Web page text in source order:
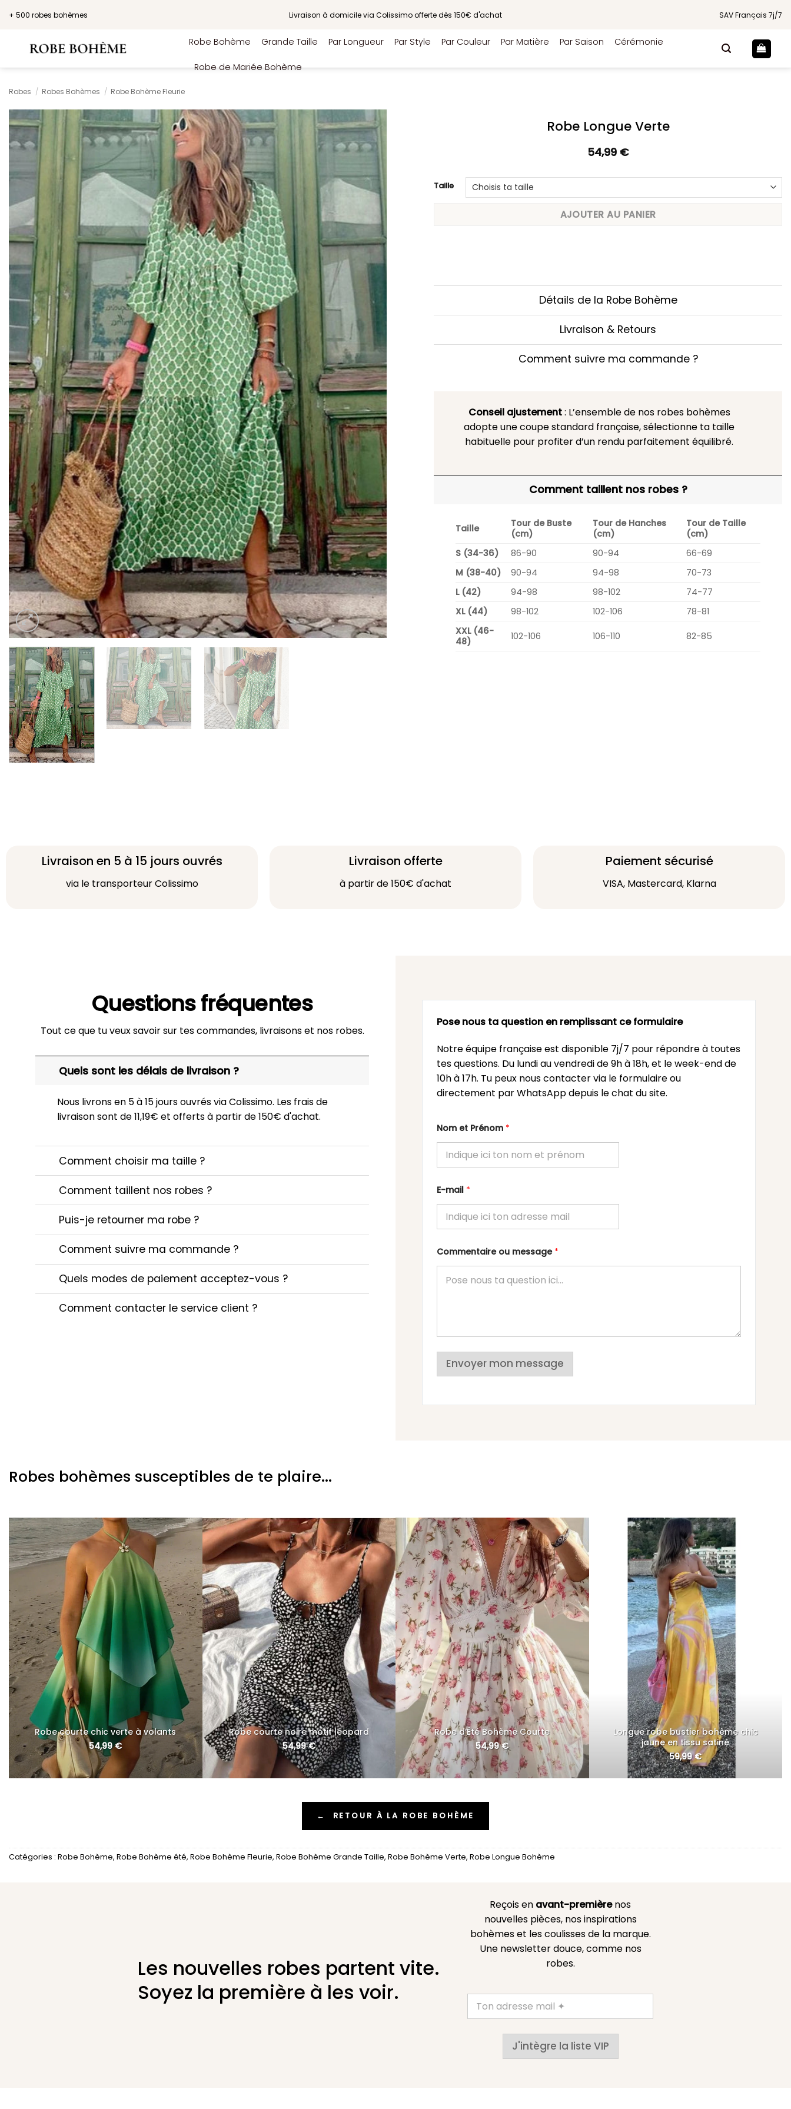
+ 500 robes bohèmes Livraison à domicile via Colissimo offerte dès 150€ d'achat SAV Français 7j/7
Robe Bohème Grande Taille Par Longueur Par Style Par Couleur Par Matière Par Saison Cérémonie
Robe de Mariée Bohème
Robes / Robes Bohèmes / Robe Bohème Fleurie
Robe Longue Verte
54,99 €
Taille
AJOUTER AU PANIER
Détails de la Robe Bohème
Livraison & Retours
Comment suivre ma commande ?
Conseil ajustement: L’ensemble de nos robes bohèmes
adopte une coupe standard française, sélectionne ta taille
habituelle pour profiter d’un rendu parfaitement équilibré.
Comment taillent nos robes ?
Taille
Tour de Buste
(cm)
Tour de Hanches
(cm)
Tour de Taille
(cm)
S (34-36)
86-90 90-94
66-69
M (38-40)
90-94 94-98
70-73
L (42)
94-98 98-102
74-77
XL (44)
98-102 102-106
78-81
XXL (46-
48)
102-106 106-110 82-85
Livraison en 5 à 15 jours ouvrés
via le transporteur Colissimo
Livraison offerte
à partir de 150€ d'achat
Paiement sécurisé
VISA, Mastercard, Klarna
Questions fréquentes
Tout ce que tu veux savoir sur tes commandes, livraisons et nos robes.
Quels sont les délais de livraison ?
Nous livrons en 5 à 15 jours ouvrés via Colissimo. Les frais de
livraison sont de 11,19€ et offerts à partir de 150€ d'achat.
Comment choisir ma taille ?
Comment taillent nos robes ?
Puis-je retourner ma robe ?
Comment suivre ma commande ?
Quels modes de paiement acceptez-vous ?
Comment contacter le service client ?
Pose nous ta question en remplissant ce formulaire
Notre équipe française est disponible 7j/7 pour répondre à toutes
tes questions. Du lundi au vendredi de 9h à 18h, et le week-end de
10h à 17h. Tu peux nous contacter via le formulaire ou
directement par WhatsApp depuis le chat du site.
Nom et Prénom *
E-mail *
Commentaire ou message *
Envoyer mon message
Robes bohèmes susceptibles de te plaire...
Robe courte chic verte à volants
54,99€
Robe courte noire motif léopard
54,99€
Robe d’Été Bohème Courte
54,99€
Longue robe bustier bohème chic
jaune en tissu satiné
59,99€
← RETOUR À LA ROBE BOHÈME
Catégories : Robe Bohème, Robe Bohème été, Robe Bohème Fleurie, Robe Bohème Grande Taille, Robe Bohème Verte, Robe Longue Bohème
Les nouvelles robes partent vite.
Soyez la première à les voir.
Reçois en avant-premièrenos
nouvelles pièces, nos inspirations
bohèmes et les coulisses de la marque.
Une newsletter douce, comme nos
robes.
J'intègre la liste VIP